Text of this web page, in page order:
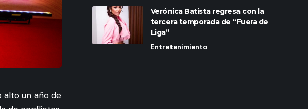
alto un año de
Verónica Batista regresa con la
tercera temporada de “Fuera de
Liga”
Entretenimiento